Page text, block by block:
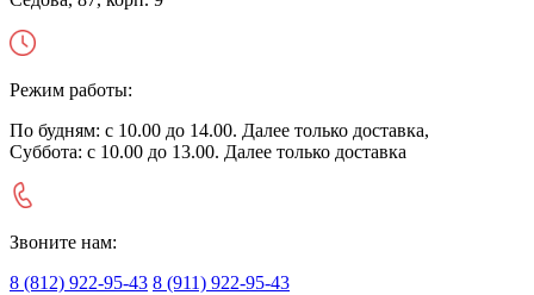
Режим работы:
По будням: с 10.00 до 14.00. Далее только доставка,
Суббота: с 10.00 до 13.00. Далее только доставка
Звоните нам:
8 (812) 922-95-43 8 (911) 922-95-43